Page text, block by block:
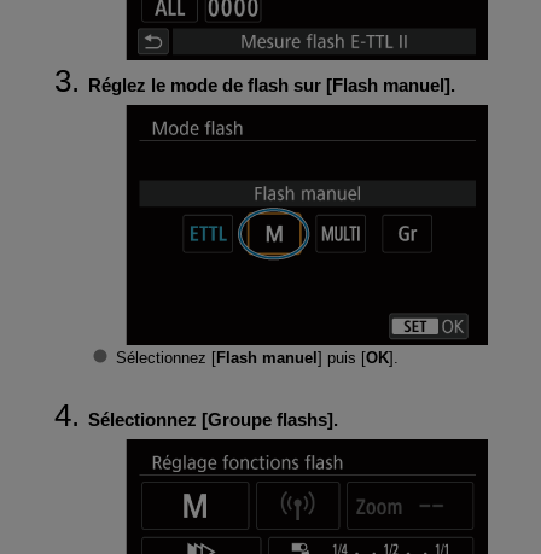
Réglez le mode de flash sur [Flash manuel].
Sélectionnez [Flash manuel ] puis [OK].
Sélectionnez [Groupe flashs].